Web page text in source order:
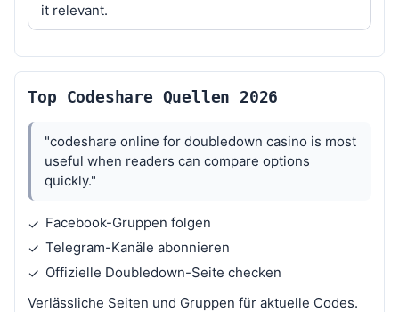
it relevant.
Top Codeshare Quellen 2026
"codeshare online for doubledown casino is most
useful when readers can compare options
quickly."
✓ Facebook-Gruppen folgen
✓ Telegram-Kanäle abonnieren
✓ Offizielle Doubledown-Seite checken
Verlässliche Seiten und Gruppen für aktuelle Codes.